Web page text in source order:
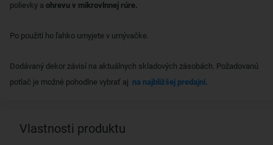
polievky a ohrevu v mikrovlnnej rúre.
Po použití ho ľahko umyjete v umývačke.
Dodávaný dekor závisí na aktuálnych skladových zásobách. Požadovanú
potlač je možné pohodlne vybrať aj na najbližšej predajni.
Vlastnosti produktu